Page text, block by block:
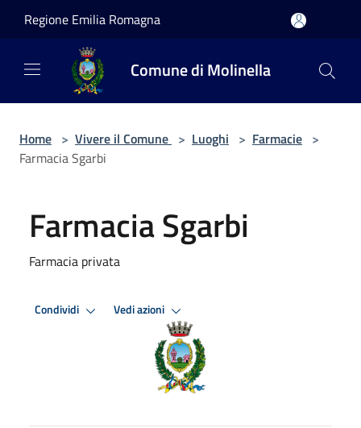
Regione Emilia Romagna
Comune di Molinella
Home > Vivere il Comune > Luoghi > Farmacie >
Farmacia Sgarbi
Farmacia Sgarbi
Farmacia privata
Condividi Vedi azioni